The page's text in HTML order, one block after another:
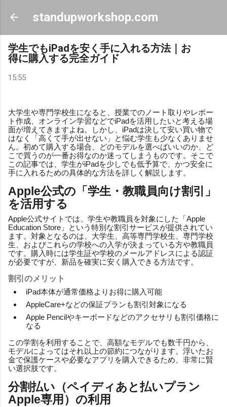
スキップしてメイン コンテンツに移動
standupworkshop.com
学生でもiPadを安く手に入れる方法｜お
得に購入する完全ガイド
15:55
大学生や専門学校生になると、授業でのノート取りやレポー
ト作成、オンライン学習などでiPadを活用したいと考える場
面が増えてきますよね。しかし、iPadは決して安い買い物で
はなく「高くて手が出せない」と悩む学生も少なくありませ
ん。初めて購入する場合、どのモデルを選べばいいのか、ど
こで買うのが一番お得なのか迷ってしまうものです。そこで
この記事では、学生がiPadを少しでも低予算で、かつ安全に
手に入れるための具体的な方法を詳しく解説します。
Apple公式の「学生・教職員向け割引」
を活用する
Apple公式サイトでは、学生や教職員を対象にした「Apple
Education Store」という特別な割引サービスが提供されてい
ます。対象となるのは、大学生、高等専門学校生、専門学校
生、およびこれらの学校への入学が決まっている方や教職員
です。購入時には学生証や学校のメールアドレスによる認証
が必要ですが、新品を確実に安く購入できる方法です。
割引のメリット
iPad本体が通常価格よりお得に購入可能
AppleCare+などの保証プランも割引対象になる
Apple Pencilやキーボードなどのアクセサリも割引価格に
なる
この学割を利用することで、高額なモデルでも数千円から、
モデルによってはそれ以上の節約につながります。浮いたお
金で保護ケースや必要なアプリを購入できるため、非常に賢
い選択肢です。
分割払い（ペイディあと払いプラン
Apple専用）の利用